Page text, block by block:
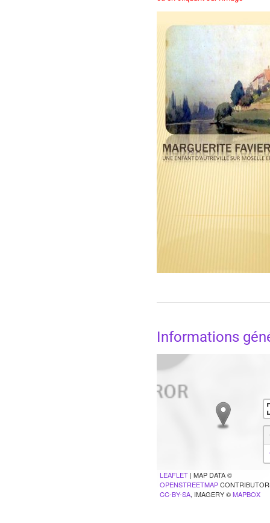
Informations
LEAFLET | MAP DATA ©
OPENSTREETMAP
CC-BY-SA, IMAGERY ©MAPBOX